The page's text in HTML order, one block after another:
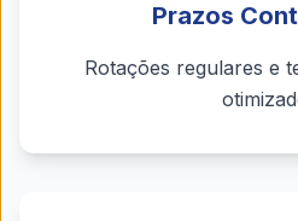
Prazos
Rotações regulares e